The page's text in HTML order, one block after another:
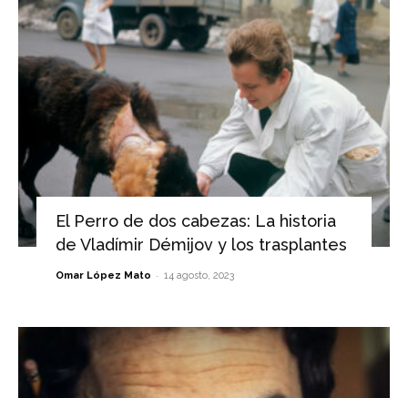
El Perro de dos cabezas: La historia
de Vladímir Démijov y los trasplantes
Omar López Mato - 14 agosto, 2023